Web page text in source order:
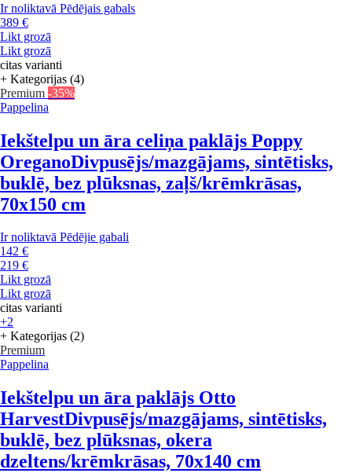
Ir noliktavā Pēdējais gabals
389 €
Likt grozā
Likt grozā
citas varianti
+ Kategorijas (4)
Premium -35%
Pappelina
Iekštelpu un āra celiņa paklājs Poppy
OreganoDivpusējs/mazgājams, sintētisks,
buklē, bez plūksnas, zaļš/krēmkrāsas,
70x150 cm
Ir noliktavā Pēdējie gabali
142 €
219 €
Likt grozā
Likt grozā
citas varianti
+2
+ Kategorijas (2)
Premium
Pappelina
Iekštelpu un āra paklājs Otto
HarvestDivpusējs/mazgājams, sintētisks,
buklē, bez plūksnas, okera
dzeltens/krēmkrāsas, 70x140 cm